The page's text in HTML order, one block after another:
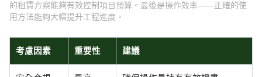
的租賃方案能夠有效控制項目預算。最後是操作效率——正確的使
用方法能夠大幅提升工程進度。
考慮因素 重要性 建議